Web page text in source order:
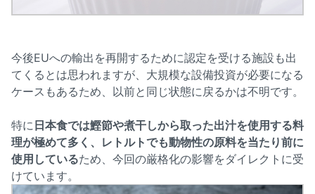
今後EUへの輸出を再開するために認定を受ける施設も出
てくるとは思われますが、大規模な設備投資が必要になる
ケースもあるため、以前と同じ状態に戻るかは不明です。
特に 日本食では鰹節や煮干しから取った出汁を使用する料
理が極めて多く、レトルトでも動物性の原料を当たり前に
使用しているため、今回の厳格化の影響をダイレクトに受
けています。